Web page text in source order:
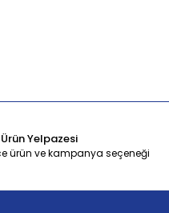
Yelpazesi
ürün ve kampanya seçeneği